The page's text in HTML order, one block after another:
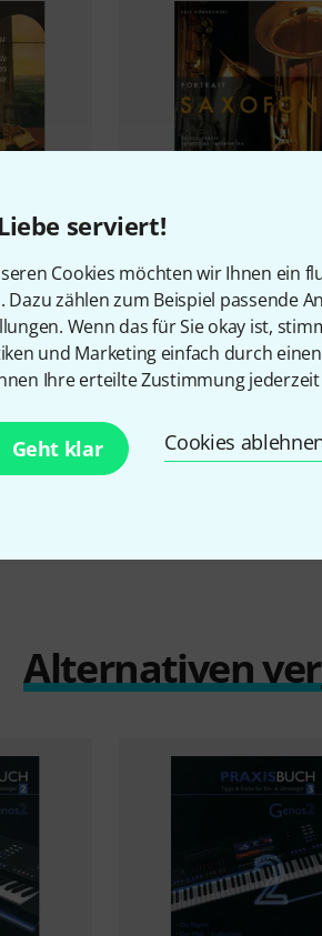
serviert!
Cookies möchten wir Ihnen ein
Dazu zählen zum Beispiel passende
Wenn das für Sie okay ist,
und Marketing einfach durch einen
Ihre erteilte Zustimmung
Geht klar Cookies
des
1
BärenreiterPortrait
28,50 €
Alternativen